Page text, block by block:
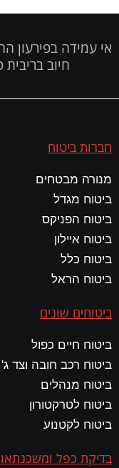
אי עמידה בפירעון
חיוב בריבית
חברות ביטוח
מנורה מבטחים
ביטוח מגדל
ביטוח הפניקס
ביטוח איילון
ביטוח כלל
ביטוח הראל
ביטוחים שונים
ביטוח חיים כפול
ביטוח רכב חובה וצד ג'
ביטוח מנהלים
ביטוח לטרקטורון
ביטוח לקטנוע
בדיקת כפל